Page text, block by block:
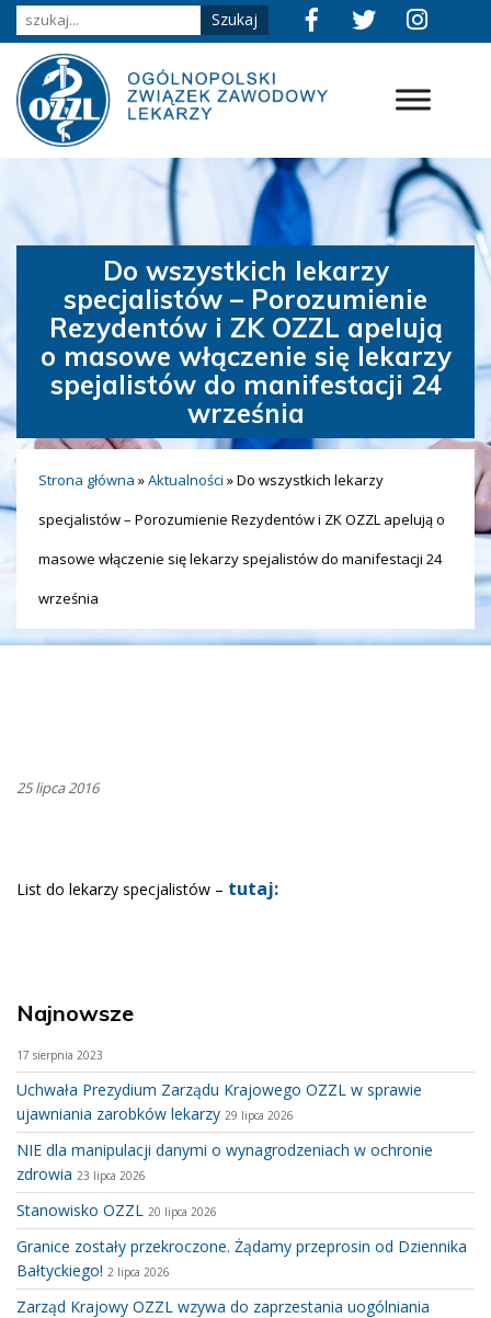
Do wszystkich lekarzy
specjalistów – Porozumienie
Rezydentów i ZK OZZL apelują
o masowe włączenie się lekarzy
spejalistów do manifestacji 24
września
Strona główna »Aktualności »Do wszystkich lekarzy
specjalistów – Porozumienie Rezydentów i ZK OZZL apelują o
masowe włączenie się lekarzy spejalistów do manifestacji 24
września
25 lipca 2016
List do lekarzy specjalistów – tutaj:
Najnowsze
17 sierpnia 2023
Uchwała Prezydium Zarządu Krajowego OZZL w sprawie
ujawniania zarobków lekarzy 29 lipca 2026
NIE dla manipulacji danymi o wynagrodzeniach w ochronie
zdrowia 23 lipca 2026
Stanowisko OZZL 20 lipca 2026
Granice zostały przekroczone. Żądamy przeprosin od Dziennika
Bałtyckiego! 2 lipca 2026
Zarząd Krajowy OZZL wzywa do zaprzestania uogólniania